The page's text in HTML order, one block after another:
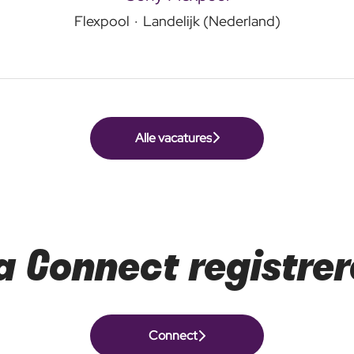
Flexpool · Landelijk (Nederland)
Alle vacatures
Connect
Connect